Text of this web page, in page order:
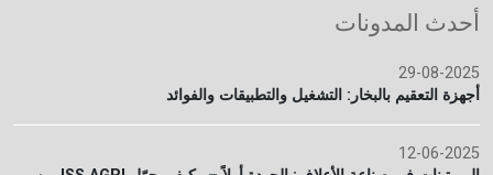
أحدث المدونات
29-08-2025
أجهزة التعقيم بالبخار: التشغيل والتطبيقات والفوائد
12-06-2025